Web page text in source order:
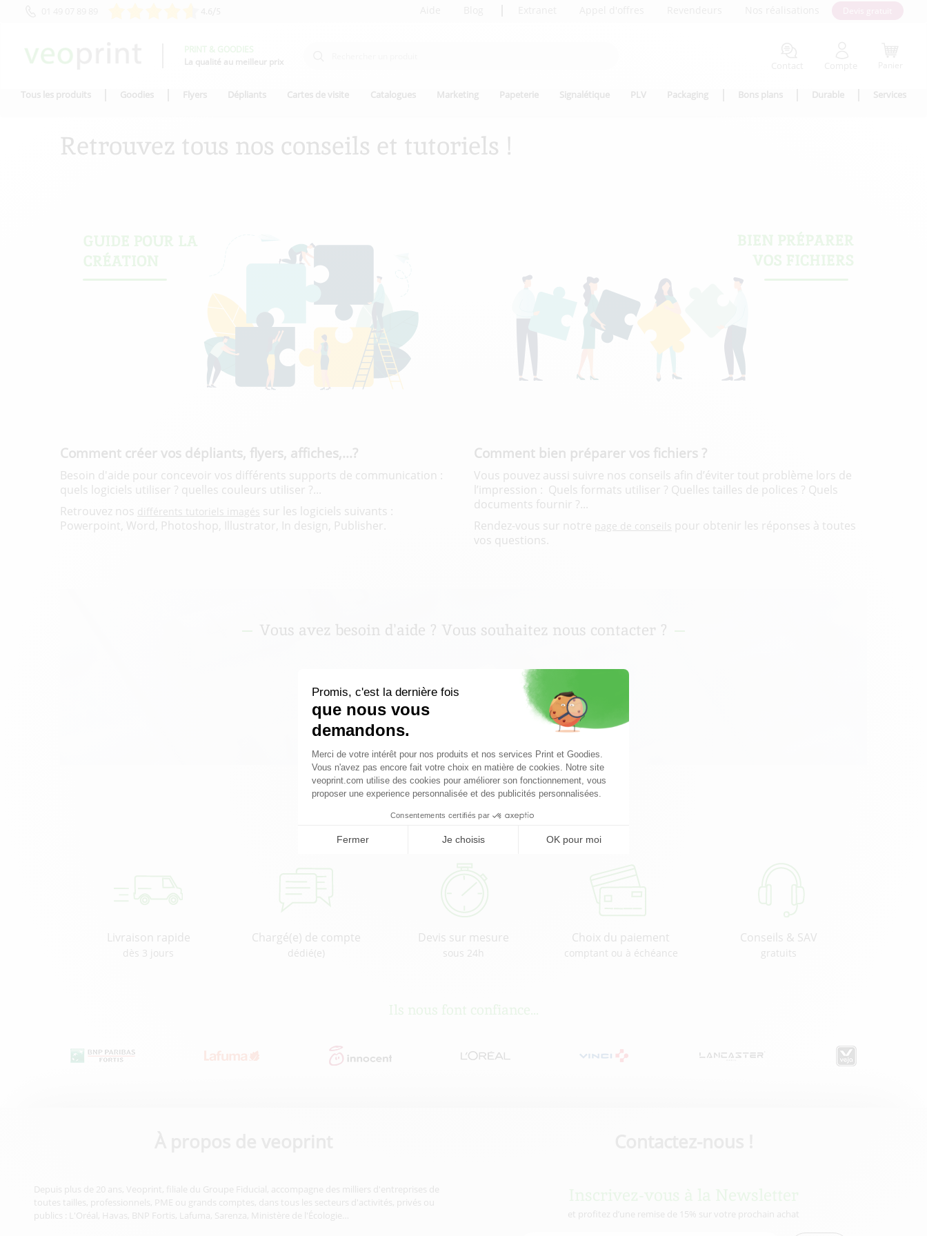
La qualité au meilleur prix
Tous les produits Goodies Flyers Dépliants Cartes de visite Catalogues Marketing Papeterie Signalétique PLV Packaging Bons plans Durable Services
Retrouvez tous nos conseils et tutoriels !
Comment créer vos dépliants, flyers, affiches,...?
Besoin d'aide pour concevoir vos différents supports de communication :
quels logiciels utiliser ? quelles couleurs utiliser ?...
Retrouvez nos différents tutoriels imagés sur les logiciels suivants :
Powerpoint, Word, Photoshop, Illustrator, In design, Publisher.
Comment bien préparer vos fichiers ?
Vous pouvez aussi suivre nos conseils afin d’éviter tout problème lors de
l’impression : Quels formats utiliser ? Quelles tailles de polices ? Quels
documents fournir ?...
Rendez-vous sur notre page de conseils pour obtenir les réponses à toutes
vos questions.
Vous avez besoin d'aide ? Vous souhaitez nous contacter ?
01 49 07 89 89
> Consulter notre rubrique aide
Pourquoi choisir Veoprint ?
Livraison rapide
dès 3 jours
Chargé(e) de compte
dédié(e)
Devis sur mesure
sous 24h
Choix du paiement
comptant ou à échéance
Conseils & SAV
gratuits
Depuis plus de 20 ans, Veoprint, filiale du Groupe Fiducial, accompagne des milliers d'entreprises de
toutes tailles, professionnels, PME ou grands comptes, dans tous les secteurs d'activités, privés ou
publics : L'Oréal, Havas, BNP Fortis, Lafuma, Sarenza, Ministère de l'Écologie…
et profitez d’une remise de 15% sur votre prochain achat